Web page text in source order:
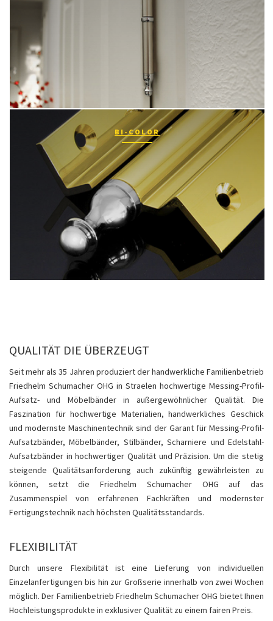
BI-COLOR
QUALITÄT DIE ÜBERZEUGT
Seit mehr als 35 Jahren produziert der handwerkliche Familienbetrieb
Friedhelm Schumacher OHG in Straelen hochwertige Messing-Profil-
Aufsatz- und Möbelbänder in außergewöhnlicher Qualität. Die
Faszination für hochwertige Materialien, handwerkliches Geschick
und modernste Maschinentechnik sind der Garant für Messing-Profil-
Aufsatzbänder, Möbelbänder, Stilbänder, Scharniere und Edelstahl-
Aufsatzbänder in hochwertiger Qualität und Präzision. Um die stetig
steigende Qualitätsanforderung auch zukünftig gewährleisten zu
können, setzt die Friedhelm Schumacher OHG auf das
Zusammenspiel von erfahrenen Fachkräften und modernster
Fertigungstechnik nach höchsten Qualitätsstandards.
FLEXIBILITÄT
Durch unsere Flexibilität ist eine Lieferung von individuellen
Einzelanfertigungen bis hin zur Großserie innerhalb von zwei Wochen
möglich. Der Familienbetrieb Friedhelm Schumacher OHG bietet Ihnen
Hochleistungsprodukte in exklusiver Qualität zu einem fairen Preis.